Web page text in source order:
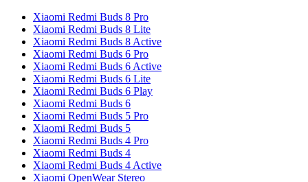
Xiaomi Redmi Buds 8 Pro
Xiaomi Redmi Buds 8 Lite
Xiaomi Redmi Buds 8 Active
Xiaomi Redmi Buds 6 Pro
Xiaomi Redmi Buds 6 Active
Xiaomi Redmi Buds 6 Lite
Xiaomi Redmi Buds 6 Play
Xiaomi Redmi Buds 6
Xiaomi Redmi Buds 5 Pro
Xiaomi Redmi Buds 5
Xiaomi Redmi Buds 4 Pro
Xiaomi Redmi Buds 4
Xiaomi Redmi Buds 4 Active
Xiaomi OpenWear Stereo